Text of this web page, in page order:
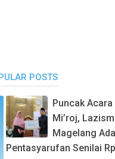
POSTS
Puncak Acara
Mi’roj,
Magelang
Pentasyarufan Senilai